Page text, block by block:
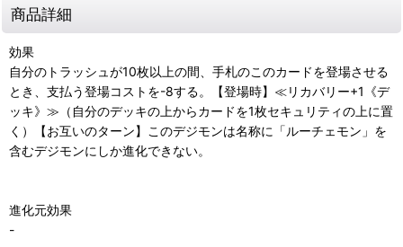
商品詳細
効果
自分のトラッシュが10枚以上の間、手札のこのカードを登場させる
とき、支払う登場コストを-8する。【登場時】≪リカバリー+1《デ
ッキ》≫（自分のデッキの上からカードを1枚セキュリティの上に置
く）【お互いのターン】このデジモンは名称に「ルーチェモン」を
含むデジモンにしか進化できない。
進化元効果
-